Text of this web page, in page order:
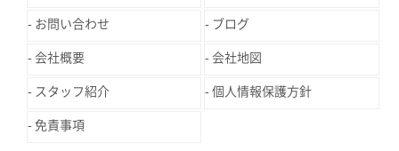
お問い合わせ ブログ
会社概要 会社地図
スタッフ紹介 個人情報保護方針
免責事項